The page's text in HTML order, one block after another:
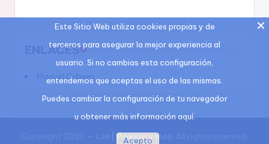
ENLACES
Manuel Cubero
Lía | Poesía y más
Este Sitio Web utiliza cookies propias y de
terceros para asegurar la mejor experiencia al
usuario. Si no cambias esta configuración,
entendemos que aceptas el uso de las mismas.
Puedes cambiar la configuración de tu navegador
u obtener más información aquí.
Acepto